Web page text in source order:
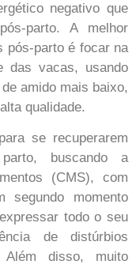
negativo que
parto. A melhor
pós-parto é focar na
das vacas, usando
amido mais baixo,
qualidade.
se recuperarem
buscando a
(CMS), com
segundo momento
todo o seu
de distúrbios
Além disso, muito